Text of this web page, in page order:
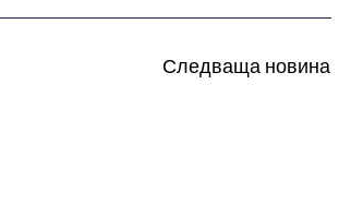
Следваща новина